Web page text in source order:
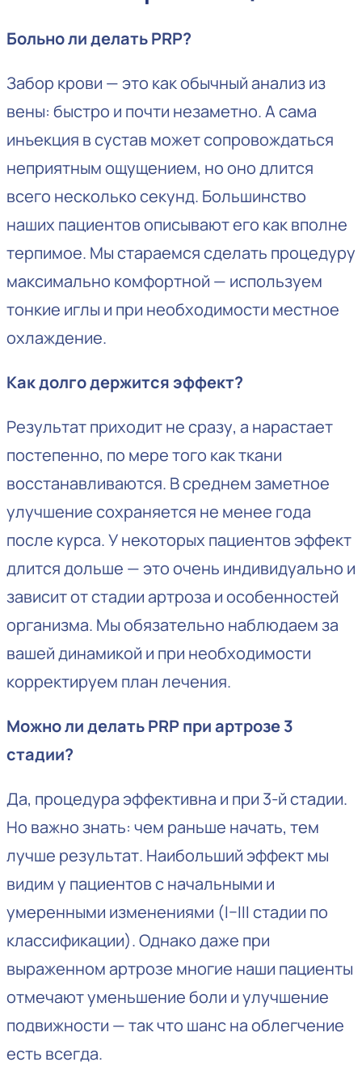
Больно ли делать PRP?
Забор крови — это как обычный анализ из
вены: быстро и почти незаметно. А сама
инъекция в сустав может сопровождаться
неприятным ощущением, но оно длится
всего несколько секунд. Большинство
наших пациентов описывают его как вполне
терпимое. Мы стараемся сделать процедуру
максимально комфортной — используем
тонкие иглы и при необходимости местное
охлаждение.
Как долго держится эффект?
Результат приходит не сразу, а нарастает
постепенно, по мере того как ткани
восстанавливаются. В среднем заметное
улучшение сохраняется не менее года
после курса. У некоторых пациентов эффект
длится дольше — это очень индивидуально и
зависит от стадии артроза и особенностей
организма. Мы обязательно наблюдаем за
вашей динамикой и при необходимости
корректируем план лечения.
Можно ли делать PRP при артрозе 3
стадии?
Да, процедура эффективна и при 3-й стадии.
Но важно знать: чем раньше начать, тем
лучше результат. Наибольший эффект мы
видим у пациентов с начальными и
умеренными изменениями (I–III стадии по
классификации). Однако даже при
выраженном артрозе многие наши пациенты
отмечают уменьшение боли и улучшение
подвижности — так что шанс на облегчение
есть всегда.